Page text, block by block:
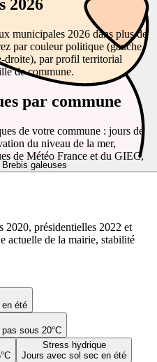
Brebis galeuses
en été
sous 20°C
Stress hydrique
Jours avec sol sec en été
2026
municipales 2026 dans plus de
par couleur politique (gauche,
droite), par profil territorial
de commune.
par commune
de votre commune : jours de
du niveau de la mer,
de Météo France et du GIEC,
2020, présidentielles 2022 et
actuelle de la mairie, stabilité